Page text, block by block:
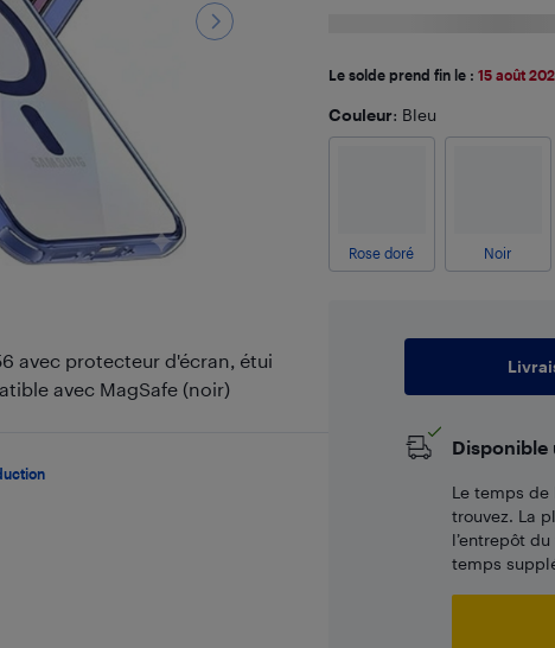
avec protecteur d'écran, étui
avec MagSafe (noir)
Le solde prend fin le : 15 août
Couleur: Bleu
Rose doré Noir
Disponible
Le temps de
trouvez. La
l’entrepôt
temps